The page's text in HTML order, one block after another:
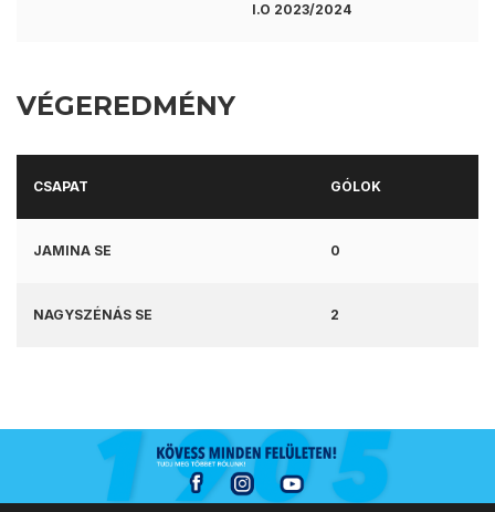
I.O 2023/2024
VÉGEREDMÉNY
CSAPAT GÓLOK
JAMINA SE 0
NAGYSZÉNÁS SE 2